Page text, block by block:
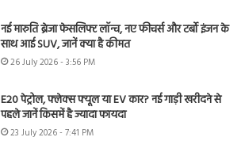
नई मारुति ब्रेजा फेसलिफ्ट लॉन्च, नए फीचर्स और टर्बो इंजन के
साथ आई SUV, जानें क्या है कीमत
26 July 2026 - 3:56 PM
E20 पेट्रोल, फ्लेक्स फ्यूल या EV कार? नई गाड़ी खरीदने से
पहले जानें किसमें है ज्यादा फायदा
23 July 2026 - 7:41 PM